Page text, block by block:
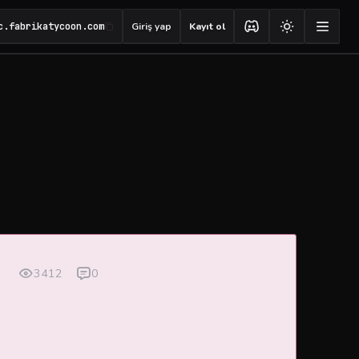
Giriş yap Kayıt ol
3412 0